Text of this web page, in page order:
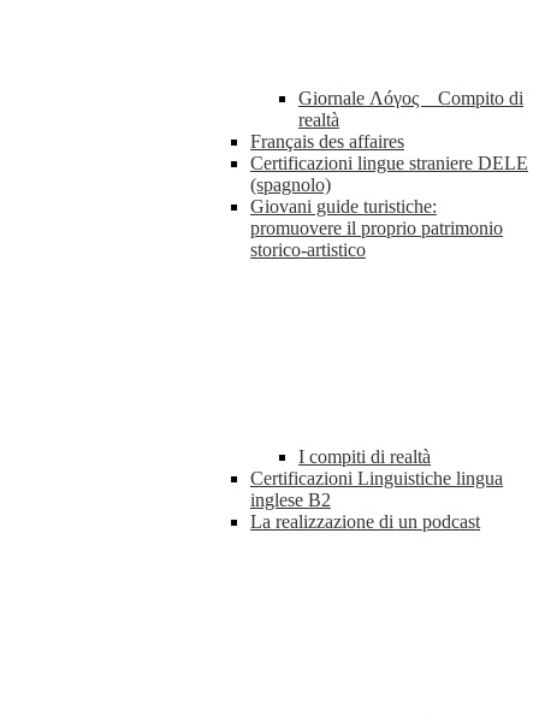
Giornale Λóγος _ Compito di
realtà
Français des affaires
Certificazioni lingue straniere DELE
(spagnolo)
Giovani guide turistiche:
promuovere il proprio patrimonio
storico-artistico
I compiti di realtà
Certificazioni Linguistiche lingua
inglese B2
La realizzazione di un podcast